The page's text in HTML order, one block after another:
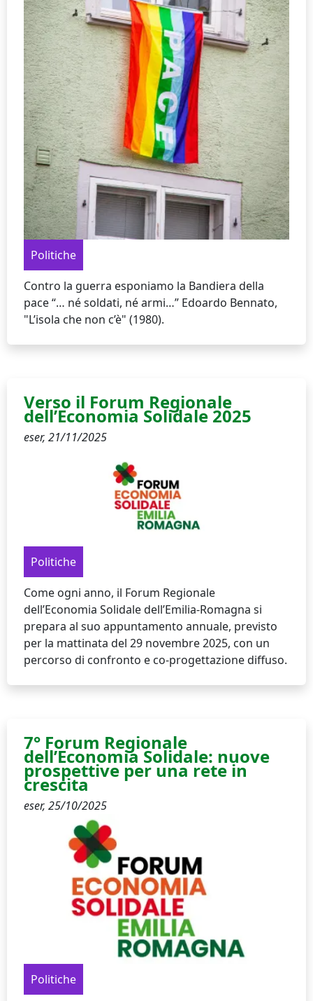
Politiche
Contro la guerra esponiamo la Bandiera della
pace “… né soldati, né armi…” Edoardo Bennato,
"L’isola che non c’è" (1980).
Verso il Forum Regionale
dell’Economia Solidale 2025
eser, 21/11/2025
Politiche
Come ogni anno, il Forum Regionale
dell’Economia Solidale dell’Emilia-Romagna si
prepara al suo appuntamento annuale, previsto
per la mattinata del 29 novembre 2025, con un
percorso di confronto e co-progettazione diffuso.
7° Forum Regionale
dell’Economia Solidale: nuove
prospettive per una rete in
crescita
eser, 25/10/2025
Politiche